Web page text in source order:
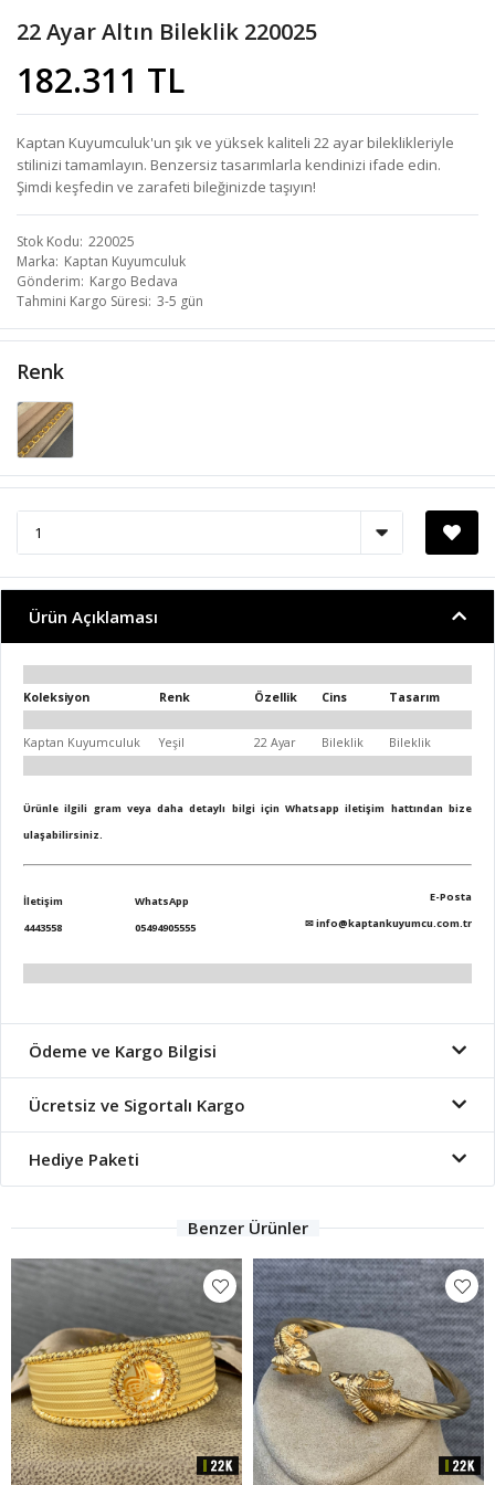
22 Ayar Altın Bileklik 220025
182.311 TL
Kaptan Kuyumculuk'un şık ve yüksek kaliteli 22 ayar bileklikleriyle
stilinizi tamamlayın. Benzersiz tasarımlarla kendinizi ifade edin.
Şimdi keşfedin ve zarafeti bileğinizde taşıyın!
Stok Kodu 220025
Marka Kaptan Kuyumculuk
Gönderim Kargo Bedava
Tahmini Kargo Süresi 3-5 gün
Renk
Ürün Açıklaması
Koleksiyon Renk Özellik Cins Tasarım
Kaptan Kuyumculuk Yeşil 22 Ayar Bileklik Bileklik
Ürünle ilgili gram veya daha detaylı bilgi için Whatsapp iletişim hattından bize
ulaşabilirsiniz.
İletişim
4443558
WhatsApp
05494905555
E-Posta
✉info@kaptankuyumcu.com.tr
Ödeme ve Kargo Bilgisi
Ücretsiz ve Sigortalı Kargo
Hediye Paketi
Benzer Ürünler